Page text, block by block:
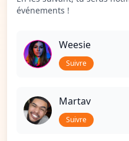
événements !
Weesie
Suivre
Martav
Suivre